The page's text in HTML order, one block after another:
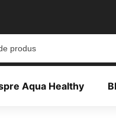
Aqua Healthy